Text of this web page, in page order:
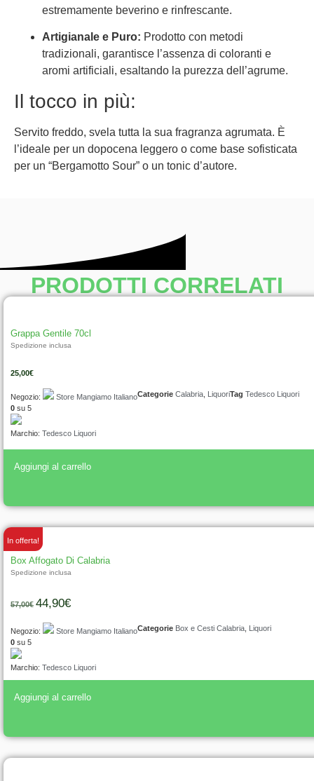
estremamente beverino e rinfrescante.
Artigianale e Puro: Prodotto con metodi
tradizionali, garantisce l’assenza di coloranti e
aromi artificiali, esaltando la purezza dell’agrume.
Il tocco in più:
Servito freddo, svela tutta la sua fragranza agrumata. È
l’ideale per un dopocena leggero o come base sofisticata
per un “Bergamotto Sour” o un tonic d’autore.
PRODOTTI CORRELATI
Grappa Gentile 70cl
Spedizione inclusa
25,00€
Negozio:
Store Mangiamo Italiano
0 su 5
Categorie Calabria LiquoriTag Tedesco Liquori
Marchio: Tedesco Liquori
Aggiungi al carrello
In offerta!
Box Affogato Di Calabria
Spedizione inclusa
57,00€ 44,90€
Negozio:
Store Mangiamo Italiano
0 su 5
Categorie Box e Cesti Calabria Liquori
Marchio: Tedesco Liquori
Aggiungi al carrello